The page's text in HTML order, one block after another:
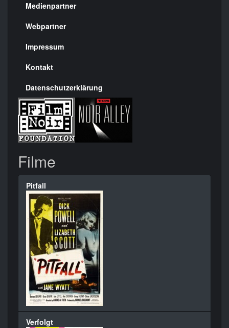
Menülinks
rechte
Seite
Medienpartner
Webpartner
Impressum
Kontakt
Datenschutzerklärung
Filme
Pitfall
Verfolgt